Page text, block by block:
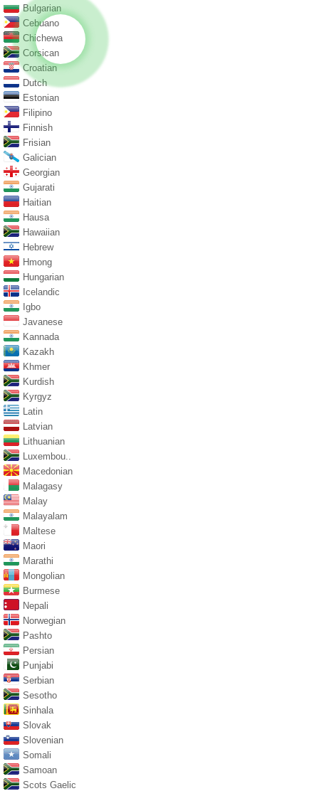
Bulgarian
Cebuano
Chichewa
Corsican
Croatian
Dutch
Estonian
Filipino
Finnish
Frisian
Galician
Georgian
Gujarati
Haitian
Hausa
Hawaiian
Hebrew
Hmong
Hungarian
Icelandic
Igbo
Javanese
Kannada
Kazakh
Khmer
Kurdish
Kyrgyz
Latin
Latvian
Lithuanian
Luxembou..
Macedonian
Malagasy
Malay
Malayalam
Maltese
Maori
Marathi
Mongolian
Burmese
Nepali
Norwegian
Pashto
Persian
Punjabi
Serbian
Sesotho
Sinhala
Slovak
Slovenian
Somali
Samoan
Scots Gaelic